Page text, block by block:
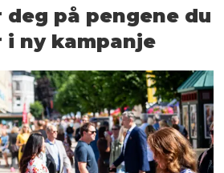
deg på pengene du
i ny kampanje